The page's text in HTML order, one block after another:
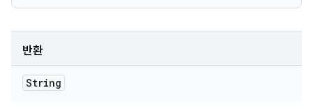
반환
String